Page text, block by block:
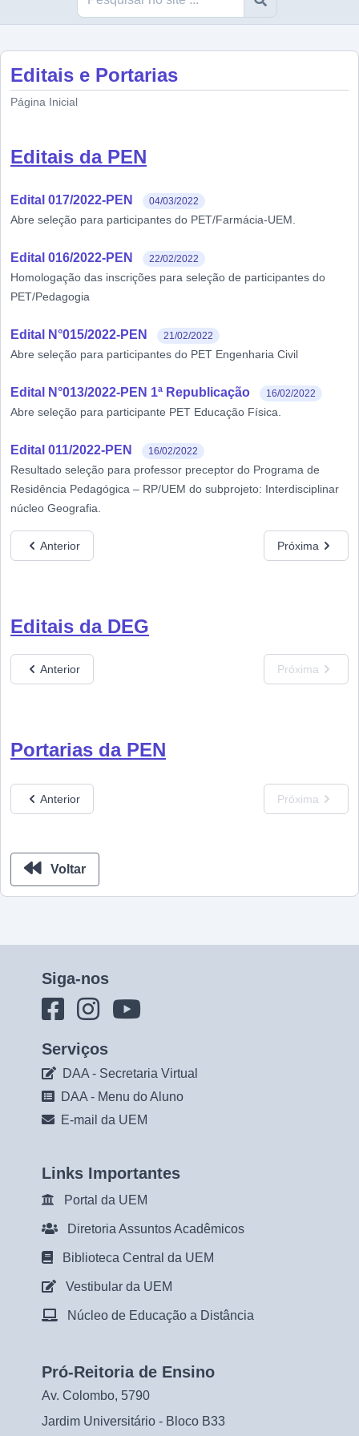
Editais e Portarias
Página Inicial
Editais da PEN
Edital 017/2022-PEN 04/03/2022
Abre seleção para participantes do PET/Farmácia-UEM.
Edital 016/2022-PEN 22/02/2022
Homologação das inscrições para seleção de participantes do
PET/Pedagogia
Edital N°015/2022-PEN 21/02/2022
Abre seleção para participantes do PET Engenharia Civil
Edital N°013/2022-PEN 1ª Republicação 16/02/2022
Abre seleção para participante PET Educação Física.
Edital 011/2022-PEN 16/02/2022
Resultado seleção para professor preceptor do Programa de
Residência Pedagógica – RP/UEM do subprojeto: Interdisciplinar
núcleo Geografia.
Anterior Próxima
Editais da DEG
Anterior Próxima
Portarias da PEN
Anterior Próxima
Voltar
Siga-nos
Serviços
DAA - Secretaria Virtual
DAA - Menu do Aluno
E-mail da UEM
Links Importantes
Portal da UEM
Diretoria Assuntos Acadêmicos
Biblioteca Central da UEM
Vestibular da UEM
Núcleo de Educação a Distância
Pró-Reitoria de Ensino
Av. Colombo, 5790
Jardim Universitário - Bloco B33